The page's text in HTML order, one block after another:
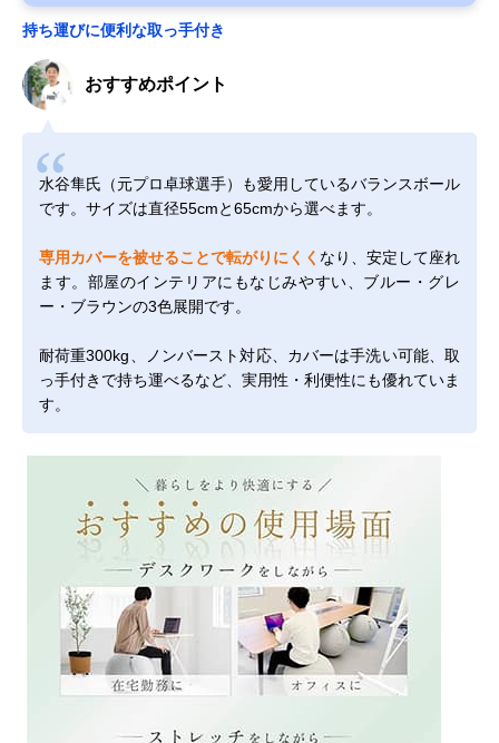
持ち運びに便利な取っ手付き
おすすめポイント
水谷隼氏（元プロ卓球選手）も愛用しているバランスボール
です。サイズは直径55cmと65cmから選べます。
専用カバーを被せることで転がりにくく なり、安定して座れ
ます。部屋のインテリアにもなじみやすい、ブルー・グレ
ー・ブラウンの3色展開です。
耐荷重300kg、ノンバースト対応、カバーは手洗い可能、取
っ手付きで持ち運べるなど、実用性・利便性にも優れていま
す。